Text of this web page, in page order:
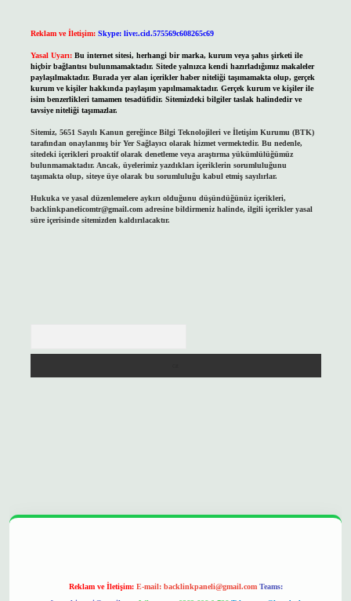
Reklam ve İletişim: Skype: live:.cid.575569c608265c69
Yasal Uyarı: Bu internet sitesi, herhangi bir marka, kurum veya şahıs şirketi ile
hiçbir bağlantısı bulunmamaktadır. Sitede yalnızca kendi hazırladığımız makaleler
paylaşılmaktadır. Burada yer alan içerikler haber niteliği taşımamakta olup, gerçek
kurum ve kişiler hakkında paylaşım yapılmamaktadır. Gerçek kurum ve kişiler ile
isim benzerlikleri tamamen tesadüfidir. Sitemizdeki bilgiler taslak halindedir ve
tavsiye niteliği taşımazlar.
Sitemiz, 5651 Sayılı Kanun gereğince Bilgi Teknolojileri ve İletişim Kurumu (BTK)
tarafından onaylanmış bir Yer Sağlayıcı olarak hizmet vermektedir. Bu nedenle,
sitedeki içerikleri proaktif olarak denetleme veya araştırma yükümlülüğümüz
bulunmamaktadır. Ancak, üyelerimiz yazdıkları içeriklerin sorumluluğunu
taşımakta olup, siteye üye olarak bu sorumluluğu kabul etmiş sayılırlar.
Hukuka ve yasal düzenlemelere aykırı olduğunu düşündüğünüz içerikleri,
backlinkpanelicomtr@gmail.comadresine bildirmeniz halinde, ilgili içerikler yasal
süre içerisinde sitemizden kaldırılacaktır.
Reklam ve İletişim: E-mail: backlinkpaneli@gmail.com Teams: